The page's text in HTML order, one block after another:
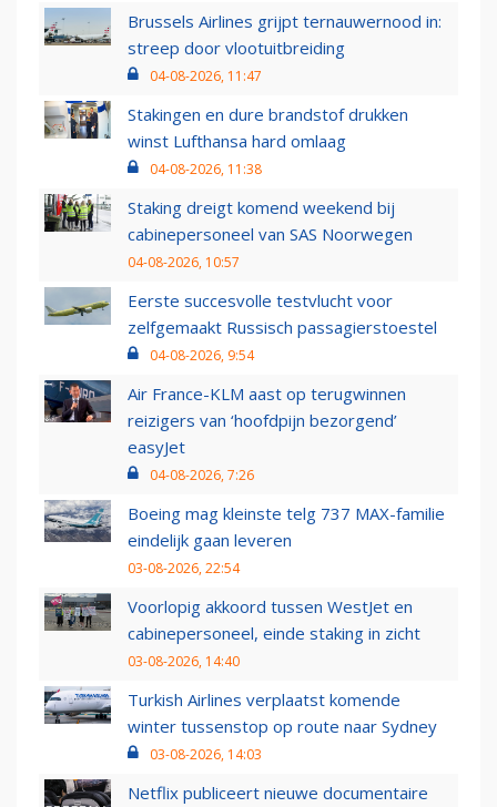
Brussels Airlines grijpt ternauwernood in:
streep door vlootuitbreiding
04-08-2026, 11:47
Stakingen en dure brandstof drukken
winst Lufthansa hard omlaag
04-08-2026, 11:38
Staking dreigt komend weekend bij
cabinepersoneel van SAS Noorwegen
04-08-2026, 10:57
Eerste succesvolle testvlucht voor
zelfgemaakt Russisch passagierstoestel
04-08-2026, 9:54
Air France-KLM aast op terugwinnen
reizigers van ‘hoofdpijn bezorgend’
easyJet
04-08-2026, 7:26
Boeing mag kleinste telg 737 MAX-familie
eindelijk gaan leveren
03-08-2026, 22:54
Voorlopig akkoord tussen WestJet en
cabinepersoneel, einde staking in zicht
03-08-2026, 14:40
Turkish Airlines verplaatst komende
winter tussenstop op route naar Sydney
03-08-2026, 14:03
Netflix publiceert nieuwe documentaire